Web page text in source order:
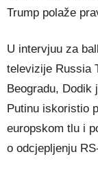
Trump polaže
U intervjuu za
televizije Russia
Beogradu, Dodik
Putinu iskoristio
europskom tlu i
o odcjepljenju